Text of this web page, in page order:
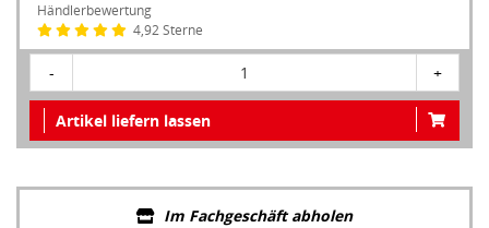
Händlerbewertung
4,92 Sterne
- 1 +
Artikel liefern lassen
Im Fachgeschäft abholen